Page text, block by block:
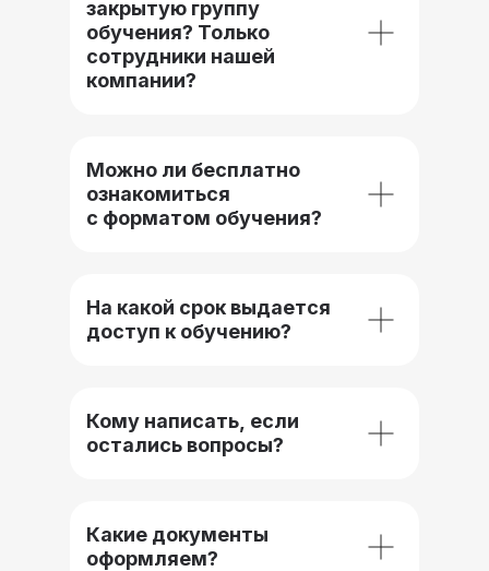
закрытую группу
обучения? Только
сотрудники нашей
компании?
Можно ли бесплатно
ознакомиться
с форматом обучения?
На какой срок выдается
доступ к обучению?
Кому написать, если
остались вопросы?
Какие документы
оформляем?